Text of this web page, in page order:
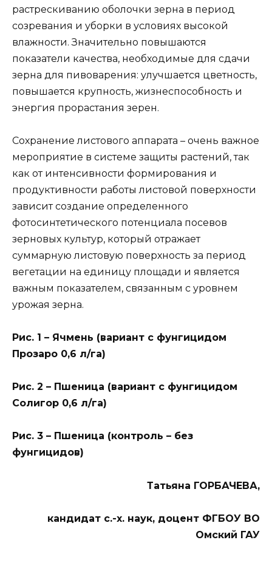
растрескиванию оболочки зерна в период
созревания и уборки в условиях высокой
влажности. Значительно повышаются
показатели качества, необходимые для сдачи
зерна для пивоварения: улучшается цветность,
повышается крупность, жизнеспособность и
энергия прорастания зерен.
Сохранение листового аппарата – очень важное
мероприятие в системе защиты растений, так
как от интенсивности формирования и
продуктивности работы листовой поверхности
зависит создание определенного
фотосинтетического потенциала посевов
зерновых культур, который отражает
суммарную листовую поверхность за период
вегетации на единицу площади и является
важным показателем, связанным с уровнем
урожая зерна.
Рис. 1 – Ячмень (вариант с фунгицидом
Прозаро 0,6 л/га)
Рис. 2 – Пшеница (вариант с фунгицидом
Солигор 0,6 л/га)
Рис. 3 – Пшеница (контроль – без
фунгицидов)
Татьяна ГОРБАЧЕВА,
кандидат с.-х. наук, доцент ФГБОУ ВО
Омский ГАУ